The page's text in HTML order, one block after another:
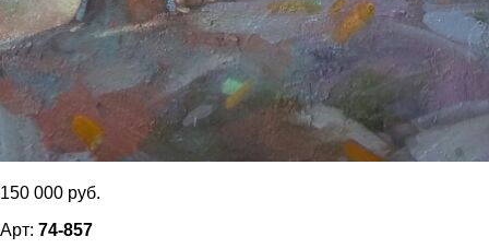
150 000 руб.
Арт: 74-857